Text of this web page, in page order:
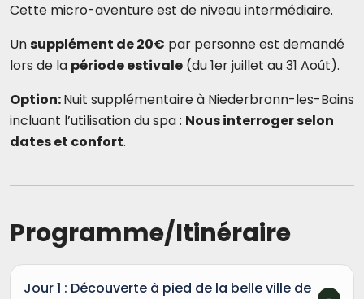
Cette micro-aventure est de niveau intermédiaire.
Un supplément de 20€ par personne est demandé
lors de la période estivale (du 1er juillet au 31 Août).
Option:Nuit supplémentaire à Niederbronn-les-Bains
incluant l’utilisation du spa : Nous interroger selon
dates et confort.
Programme/Itinéraire
Jour 1 : Découverte à pied de la belle ville de